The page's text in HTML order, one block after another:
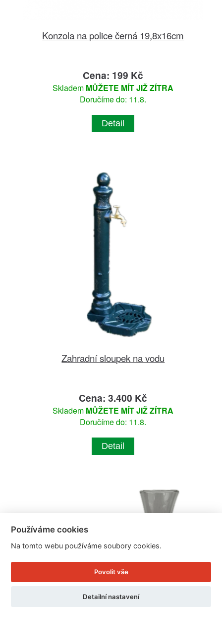
Konzola na police černá 19,8x16cm
Cena: 199 Kč
Skladem MŮŽETE MÍT JIŽ ZÍTRA
Doručíme do: 11.8.
Detail
Zahradní sloupek na vodu
Cena: 3.400 Kč
Skladem MŮŽETE MÍT JIŽ ZÍTRA
Doručíme do: 11.8.
Detail
Používáme cookies
Na tomto webu používáme soubory cookies.
Povolit vše
Detailní nastavení